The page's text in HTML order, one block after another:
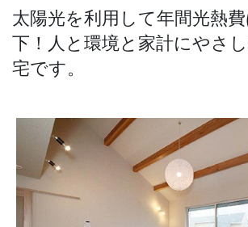
太陽光を利用して年間光熱
下！人と環境と家計にやさ
宅です。